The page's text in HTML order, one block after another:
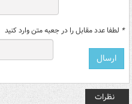
* لطفا عدد مقابل را در جعبه متن وارد کنید
نظرات